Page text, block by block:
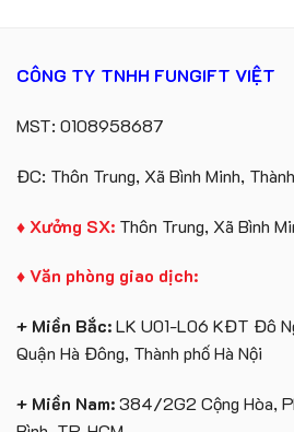
theo
yêu
Vinhomes
Royal
CÔNG TY TNHH FUNGIFT VIỆT
MST: 0108958687
ĐC: Thôn Trung, Xã Bình Minh,
♦ Xưởng SX: Thôn Trung, Xã Bình
♦ Văn phòng giao dịch:
+ Miền Bắc:LK U01-L06 KĐT Đô
Quận Hà Đông, Thành phố Hà Nội
+ Miền Nam:384/2G2 Cộng Hòa,